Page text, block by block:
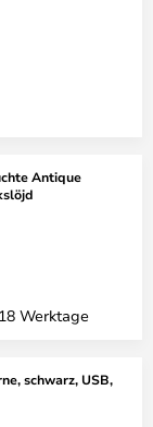
Antique
Werktage
schwarz, USB,